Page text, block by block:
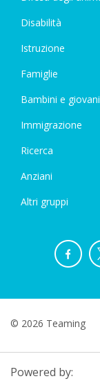
Disabilità
Istruzione
Famiglie
Bambini e giovani
Immigrazione
Ricerca
Anziani
Altri gruppi
© 2026 Teaming
Powered by: